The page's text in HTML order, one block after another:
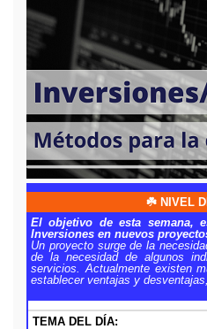
☘️ NIVEL
El objetivo de esta semana,
Inversiones en nuevos
Un proyecto surge de la
de la necesidad de algunos
servicios. Actualmente existen
establecer ventajas y
TEMA DEL DÍA: